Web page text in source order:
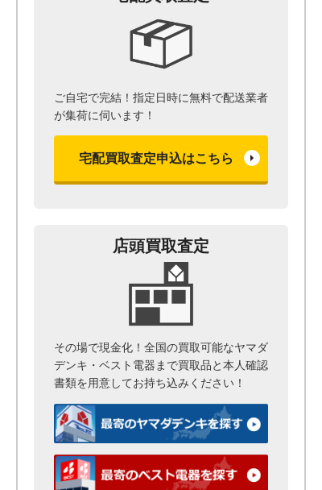
ご自宅で完結！指定日時に無料で配送業者
が集荷に伺います！
宅配買取査定申込はこちら
店頭買取査定
その場で現金化！全国の買取可能なヤマダ
デンキ・ベスト電器まで買取品と本人確認
書類を用意してお持ち込みください！